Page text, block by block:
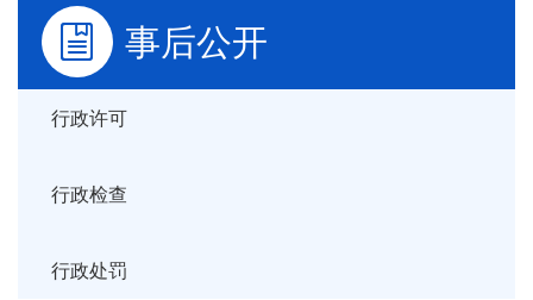
事后公开
行政许可
行政检查
行政处罚